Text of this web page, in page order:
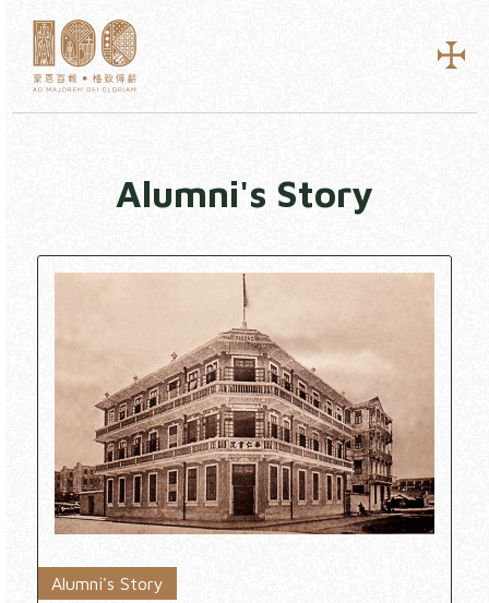
Alumni's Story
Alumni's Story